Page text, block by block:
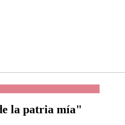
la patria mía"